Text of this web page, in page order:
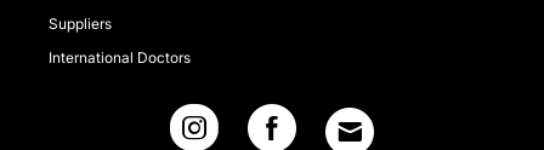
Suppliers
International Doctors